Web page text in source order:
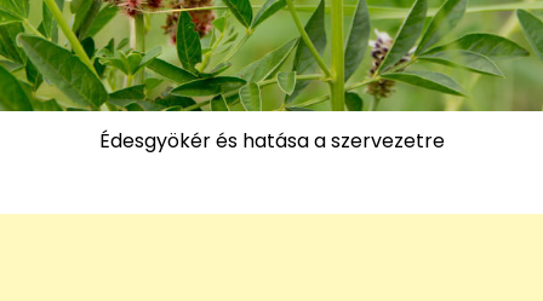
Édesgyökér és hatása a szervezetre